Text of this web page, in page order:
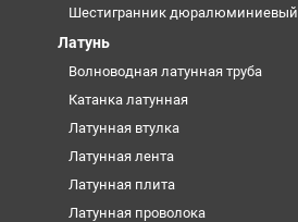
Шестигранник дюралюминиевый
Латунь
Волноводная латунная труба
Катанка латунная
Латунная втулка
Латунная лента
Латунная плита
Латунная проволока